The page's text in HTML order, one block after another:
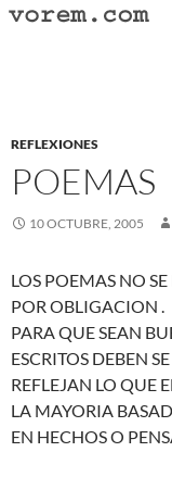
Saltar
REFLEXIONES
POEMAS
10 OCTUBRE, 2005
LOS POEMAS NO SE
POR OBLIGACION .
PARA QUE SEAN
ESCRITOS DEBEN
REFLEJAN LO QUE
LA MAYORIA
EN HECHOS O